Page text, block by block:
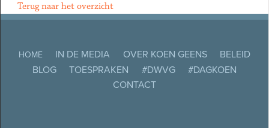
Terug naar het overzicht
HOME IN DE MEDIA OVER KOEN GEENS
BELEID
BLOG
TOESPRAKEN #DWVG
#DAGKOEN
CONTACT